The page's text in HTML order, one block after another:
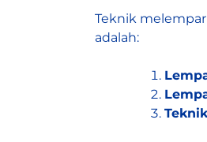
Teknik
adalah: